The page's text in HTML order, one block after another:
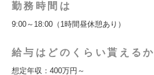
勤務時間は
9:00～18:00（1時間昼休憩あり）
給与はどのくらい貰えるか
想定年収：400万円～